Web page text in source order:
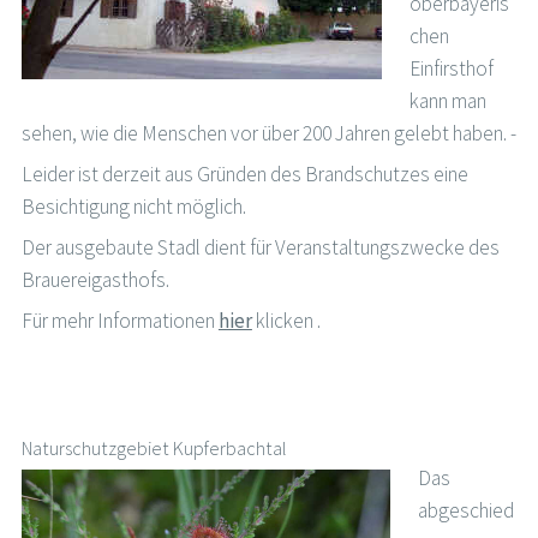
chen
Einfirsthof
kann man
sehen, wie die Menschen vor über 200 Jahren gelebt haben. -
Leider ist derzeit aus Gründen des Brandschutzes eine
Besichtigung nicht möglich.
Der ausgebaute Stadl dient für Veranstaltungszwecke des
Brauereigasthofs.
Für mehr Informationen hierklicken .
Naturschutzgebiet Kupferbachtal
Das
abgeschied